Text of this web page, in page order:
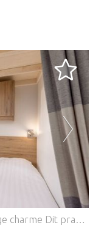
Compact comfort met een gezellige charme Dit prachtig ontworpen tiny house, gelegen in het rustige vakantiepark De Tolplas, is de perfecte plek voor stellen of kleine gezinnen (maximaal twee volwassenen en twee kinderen). De doordachte indeling omvat een knusse woonkamer met gaskachel, een compacte open keuken en een slaapgedeelte op de begane grond, afgeschermd met een gordijn voor extra privacy. Een speelse loft (ideaal voor kinderen!) is bereikbaar via een ladder en vormt een leuke en knusse schuilplaats. De moderne badkamer maakt deze efficiënte maar warme indeling compleet. Recreatie aan het meer en de natuur voor de deur Op slechts een steenworp afstand van het pittoreske recreatiemeer Tolplas en op slechts 12 km van de levendige stad Almelo, bent u ideaal gelegen om te genieten van zowel natuur als cultuur. Het park is een paradijs voor dierenliefhebbers, met nabijgelegen wandelpaden rond het meer, perfect voor een mooie wandeling met uw trouwe viervoeter. Breng uw ochtenden door met suppen of kanoën en uw middagen met zonnebaden terwijl uw huisdier langs de oever spettert. Eetgelegenheden en hondvriendelijke activiteiten in de buurt Wanneer de honger toeslaat, kunt u de charmante cafés en restaurants in Almelo of het nabijgelegen dorp Wierden verkennen – veel met terrassen waar huisdieren welkom zijn. Geniet van een lunch bij Eetcafé Jansen & Jansen of proef de regionale smaken bij Het Seminar. Na een geslaagde dag kunt u ontspannen op uw eigen overdekte terras met tuinmeubilair en de rust van de omgeving uw perfecte dag compleet maken. Een werkelijk onvergetelijke, huisdiervriendelijke vakantie!